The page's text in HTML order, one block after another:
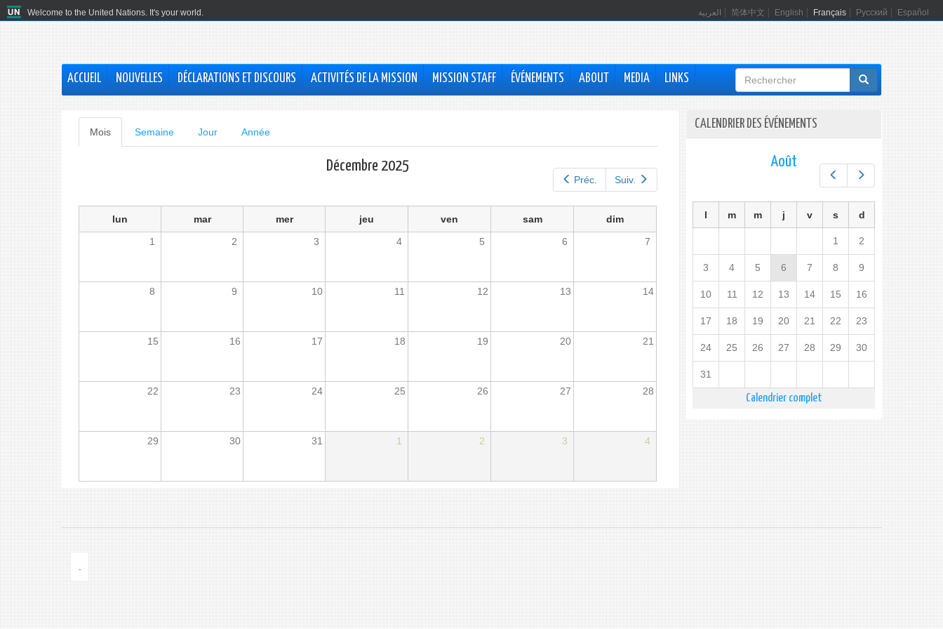
Welcome to the United Nations. It's your world. العربية 简体中文 English Français Русский Español
ACCUEIL NOUVELLES DÉCLARATIONS ET DISCOURS ACTIVITÉS DE LA MISSION MISSION STAFF ÉVÉNEMENTS ABOUT MEDIA LINKS
Formulaire
de
recherche
Onglets
principaux
Mois (onglet
actif)
Semaine Jour Année
Préc. Suiv.
Décembre 2025
lun mar mer jeu ven sam
dim
1
2 3 4 5 6 7
8 9 10 11 12 13 14
15 16 17 18 19 20 21
22 23 24 25 26 27 28
29 30 31 1 2 3 4
CALENDRIER DES ÉVÉNEMENTS
Préc. Suiv.
Août
l m m j v s d
1 2
3 4 5 6 7 8 9
10 11 12 13 14 15 16
17 18 19 20 21 22 23
24 25 26 27 28 29 30
31
Calendrier complet